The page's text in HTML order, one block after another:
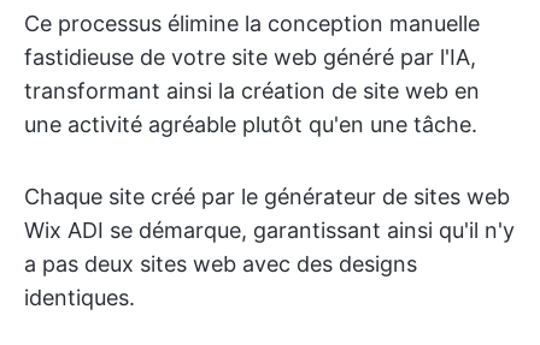
Ce processus élimine la conception manuelle
fastidieuse de votre site web généré par l'IA,
transformant ainsi la création de site web en
une activité agréable plutôt qu'en une tâche.
Chaque site créé par le générateur de sites web
Wix ADI se démarque, garantissant ainsi qu'il n'y
a pas deux sites web avec des designs
identiques.